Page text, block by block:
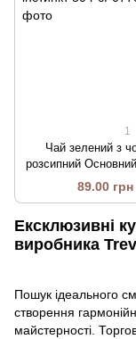
1
Чай зелений з
розсипний Основний
50 г
89.00 грн
Ексклюзивні
виробника
Пошук ідеального
створення
майстерності.